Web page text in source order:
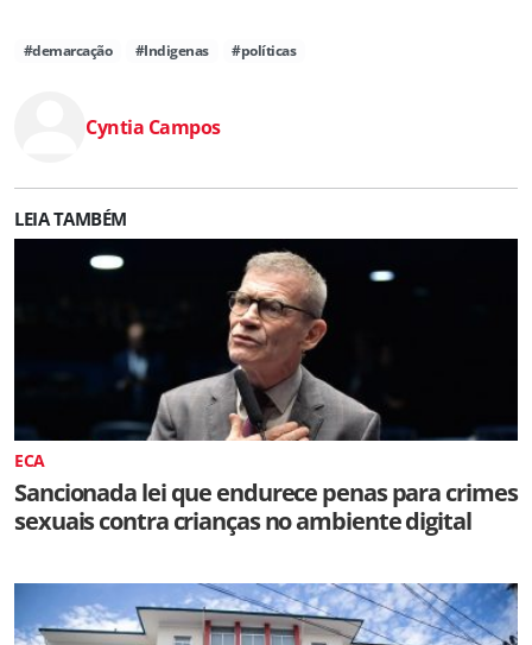
#demarcação #Indigenas #políticas
Cyntia Campos
LEIA TAMBÉM
ECA
Sancionada lei que endurece penas para crimes
sexuais contra crianças no ambiente digital